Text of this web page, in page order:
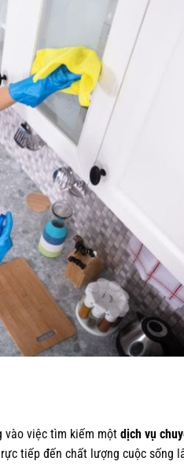
vào việc tìm kiếm một dịch vụ
tiếp đến chất lượng cuộc sống